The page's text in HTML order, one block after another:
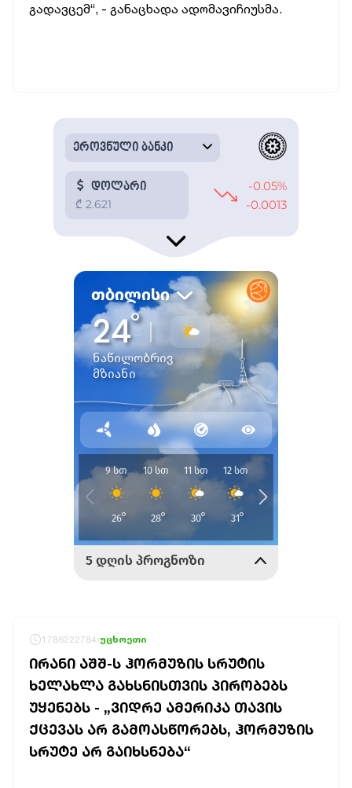
გადავცემ“, - განაცხადა ადომავიჩიუსმა.
1786222784 უცხოეთი
ᲘᲠᲐᲜᲘ ᲐᲨᲨ-Ს ᲰᲝᲠᲛᲣᲖᲘᲡ ᲡᲠᲣᲢᲘᲡ
ᲮᲔᲚᲐᲮᲚᲐ ᲒᲐᲮᲡᲜᲘᲡᲗᲕᲘᲡ ᲞᲘᲠᲝᲑᲔᲑᲡ
ᲣᲧᲔᲜᲔᲑᲡ - „ᲕᲘᲓᲠᲔ ᲐᲛᲔᲠᲘᲙᲐ ᲗᲐᲕᲘᲡ
ᲥᲪᲔᲕᲐᲡ ᲐᲠ ᲒᲐᲛᲝᲐᲡᲬᲝᲠᲔᲑᲡ, ᲰᲝᲠᲛᲣᲖᲘᲡ
ᲡᲠᲣᲢᲔ ᲐᲠ ᲒᲐᲘᲮᲡᲜᲔᲑᲐ“